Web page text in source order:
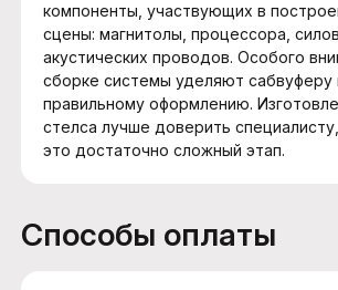
компоненты, участвующих в
сцены: магнитолы, процессора,
акустических проводов. Особого
сборке системы уделяют сабвуферу
правильному оформлению.
стелса лучше доверить
это достаточно сложный этап.
Способы оплаты